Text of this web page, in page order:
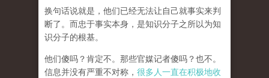
换句话说就是，他们已经无法让自己就事实来判
断了。而忠于事实本身，是知识分子之所以为知
识分子的根基。
他们傻吗？肯定不。那些官媒记者傻吗？也不。
信息并没有严重不对称， 很多人一直在积极地收